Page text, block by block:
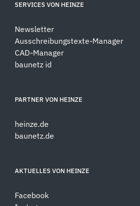
SERVICES VON HEINZE
Newsletter
Ausschreibungstexte-Manager
CAD-Manager
baunetz id
PARTNER VON HEINZE
heinze.de
baunetz.de
AKTUELLES VON HEINZE
Facebook